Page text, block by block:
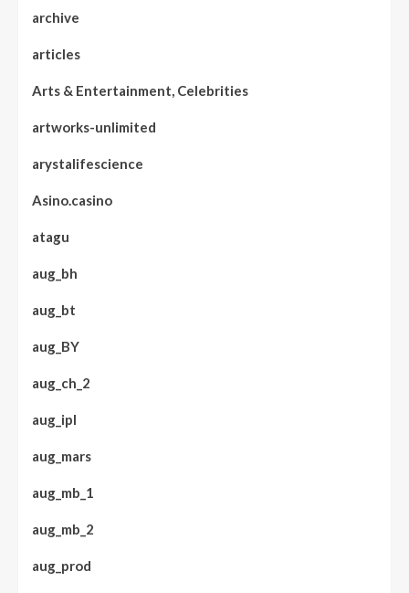
archive
articles
Arts & Entertainment, Celebrities
artworks-unlimited
arystalifescience
Asino.casino
atagu
aug_bh
aug_bt
aug_BY
aug_ch_2
aug_ipl
aug_mars
aug_mb_1
aug_mb_2
aug_prod